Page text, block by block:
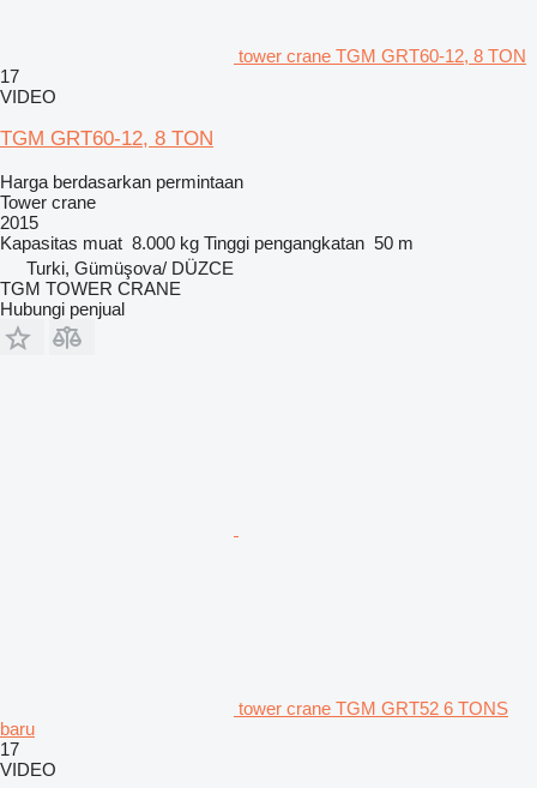
tower crane TGM GRT60-12, 8 TON
17
VIDEO
TGM GRT60-12, 8 TON
Harga berdasarkan permintaan
Tower crane
2015
Kapasitas muat 8.000 kg Tinggi pengangkatan 50 m
Turki, Gümüşova/ DÜZCE
TGM TOWER CRANE
Hubungi penjual
tower crane TGM GRT52 6 TONS
baru
17
VIDEO